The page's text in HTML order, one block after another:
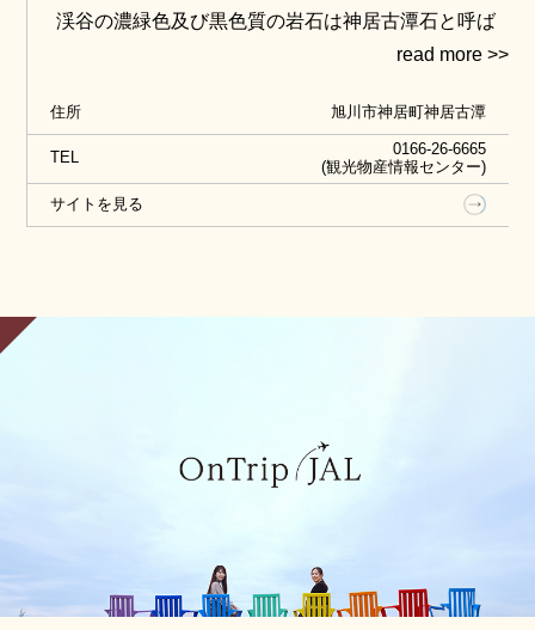
渓谷の濃緑色及び黒色質の岩石は神居古潭石と呼ば
れ、また吊橋付近には激流がつくる「神居古潭おう
＞があります。
住所 旭川市神居町神居古潭
TEL
0166-26-6665
(観光物産情報センター)
サイトを見る